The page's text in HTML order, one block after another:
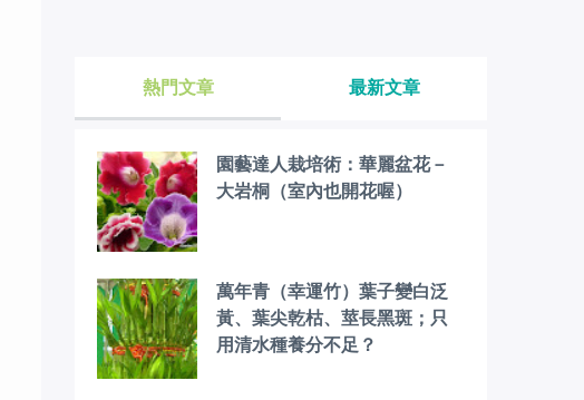
熱門文章 最新文章
園藝達人栽培術：華麗盆花－
大岩桐（室內也開花喔）
萬年青（幸運竹）葉子變白泛
黃、葉尖乾枯、莖長黑斑；只
用清水種養分不足？